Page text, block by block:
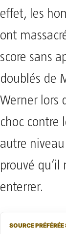
effet, les
ont
score sans
doublés de
Werner lors
choc contre
autre niveau
prouvé
enterrer.
SOURCE